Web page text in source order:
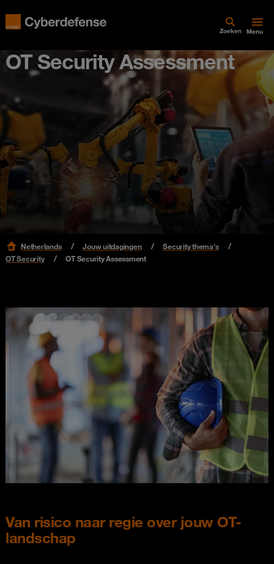
Zoeken Menu
OT Security Assessment
Netherlands Jouw uitdagingen
Security thema's
OT Security
OT Security Assessment
Van risico naar regie over jouw OT-
landschap